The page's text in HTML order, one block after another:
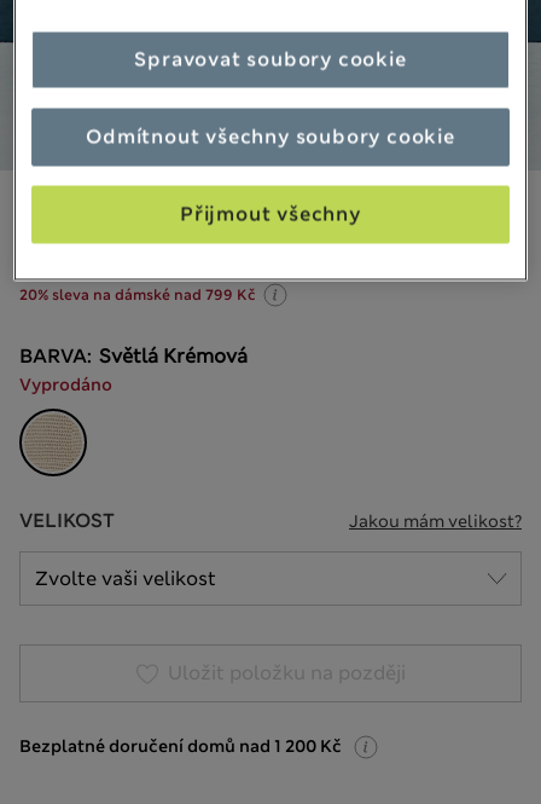
Všechny ceny jsou včetně daní a poplatků
20% sleva na dámské nad 799 Kč
BARVA: Světlá Krémová
Vyprodáno
VELIKOST Jakou mám velikost?
Uložit položku na později
Bezplatné doručení domů nad 1 200 Kč
Odmítnout všechny soubory cookie
Přijmout všechny
Spravovat soubory cookie